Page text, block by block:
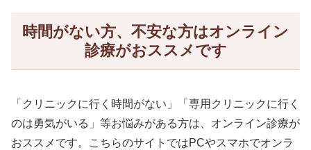
時間がない方、不安な方はオンライン
診療がおススメです
「クリニックに行く時間がない」「専用クリニックに行く
のは勇気がいる」等お悩みがある方は、オンライン診療が
おススメです。こちらのサイトではPCやスマホでオンラ